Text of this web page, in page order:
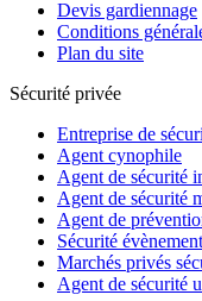
Devis gardiennage
Conditions
Plan du site
Sécurité privée
Entreprise de
Agent cynophile
Agent de sécurité
Agent de sécurité
Agent de
Sécurité
Marchés privés
Agent de sécurité